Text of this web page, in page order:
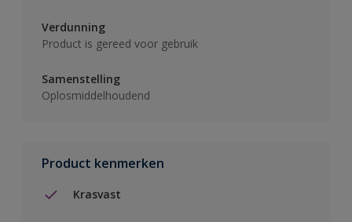
Verdunning
Product is gereed voor gebruik
Samenstelling
Oplosmiddelhoudend
Product kenmerken
Krasvast